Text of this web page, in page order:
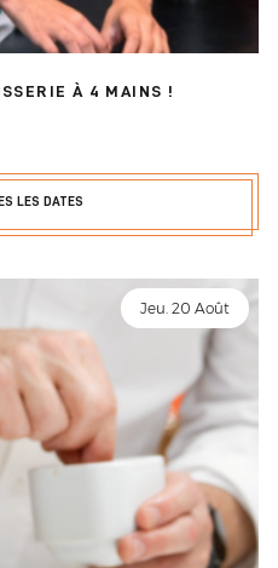
À 4 MAINS !
LES DATES
Jeu. 20 Août